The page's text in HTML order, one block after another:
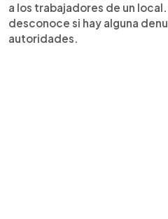
a los trabajadores de un
desconoce si hay alguna
autoridades.